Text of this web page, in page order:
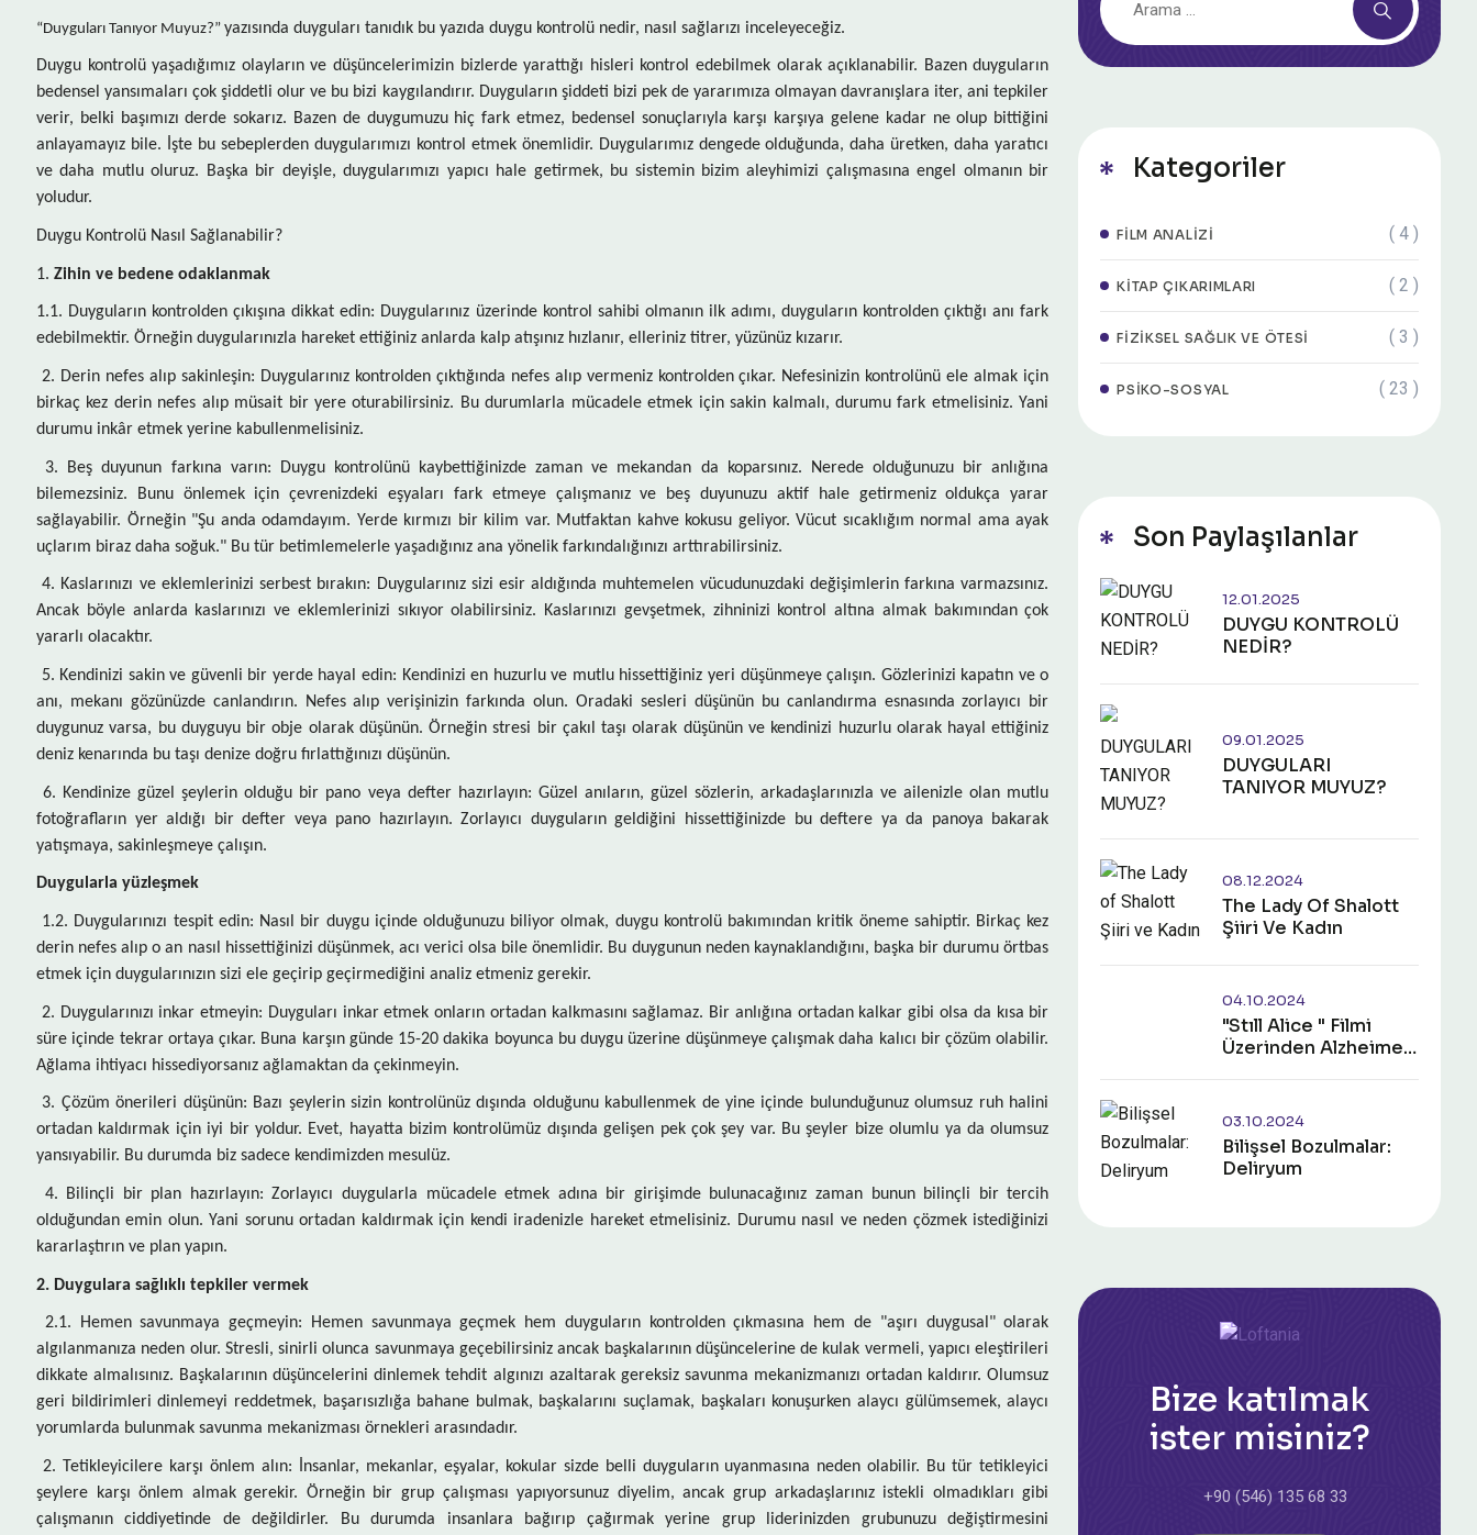
“Duyguları Tanıyor Muyuz?” yazısında duyguları tanıdık bu yazıda duygu kontrolü nedir, nasıl sağlarızı inceleyeceğiz.
Duygu kontrolü yaşadığımız olayların ve düşüncelerimizin bizlerde yarattığı hisleri kontrol edebilmek olarak açıklanabilir. Bazen duyguların
bedensel yansımaları çok şiddetli olur ve bu bizi kaygılandırır. Duyguların şiddeti bizi pek de yararımıza olmayan davranışlara iter, ani tepkiler
verir, belki başımızı derde sokarız. Bazen de duygumuzu hiç fark etmez, bedensel sonuçlarıyla karşı karşıya gelene kadar ne olup bittiğini
anlayamayız bile. İşte bu sebeplerden duygularımızı kontrol etmek önemlidir. Duygularımız dengede olduğunda, daha üretken, daha yaratıcı
ve daha mutlu oluruz. Başka bir deyişle, duygularımızı yapıcı hale getirmek, bu sistemin bizim aleyhimizi çalışmasına engel olmanın bir
yoludur.
Duygu Kontrolü Nasıl Sağlanabilir?
1. Zihin ve bedene odaklanmak
1.1. Duyguların kontrolden çıkışına dikkat edin: Duygularınız üzerinde kontrol sahibi olmanın ilk adımı, duyguların kontrolden çıktığı anı fark
edebilmektir. Örneğin duygularınızla hareket ettiğiniz anlarda kalp atışınız hızlanır, elleriniz titrer, yüzünüz kızarır.
2. Derin nefes alıp sakinleşin: Duygularınız kontrolden çıktığında nefes alıp vermeniz kontrolden çıkar. Nefesinizin kontrolünü ele almak için
birkaç kez derin nefes alıp müsait bir yere oturabilirsiniz. Bu durumlarla mücadele etmek için sakin kalmalı, durumu fark etmelisiniz. Yani
durumu inkâr etmek yerine kabullenmelisiniz.
3. Beş duyunun farkına varın: Duygu kontrolünü kaybettiğinizde zaman ve mekandan da koparsınız. Nerede olduğunuzu bir anlığına
bilemezsiniz. Bunu önlemek için çevrenizdeki eşyaları fark etmeye çalışmanız ve beş duyunuzu aktif hale getirmeniz oldukça yarar
sağlayabilir. Örneğin "Şu anda odamdayım. Yerde kırmızı bir kilim var. Mutfaktan kahve kokusu geliyor. Vücut sıcaklığım normal ama ayak
uçlarım biraz daha soğuk." Bu tür betimlemelerle yaşadığınız ana yönelik farkındalığınızı arttırabilirsiniz.
4. Kaslarınızı ve eklemlerinizi serbest bırakın: Duygularınız sizi esir aldığında muhtemelen vücudunuzdaki değişimlerin farkına varmazsınız.
Ancak böyle anlarda kaslarınızı ve eklemlerinizi sıkıyor olabilirsiniz. Kaslarınızı gevşetmek, zihninizi kontrol altına almak bakımından çok
yararlı olacaktır.
5. Kendinizi sakin ve güvenli bir yerde hayal edin: Kendinizi en huzurlu ve mutlu hissettiğiniz yeri düşünmeye çalışın. Gözlerinizi kapatın ve o
anı, mekanı gözünüzde canlandırın. Nefes alıp verişinizin farkında olun. Oradaki sesleri düşünün bu canlandırma esnasında zorlayıcı bir
duygunuz varsa, bu duyguyu bir obje olarak düşünün. Örneğin stresi bir çakıl taşı olarak düşünün ve kendinizi huzurlu olarak hayal ettiğiniz
deniz kenarında bu taşı denize doğru fırlattığınızı düşünün.
6. Kendinize güzel şeylerin olduğu bir pano veya defter hazırlayın: Güzel anıların, güzel sözlerin, arkadaşlarınızla ve ailenizle olan mutlu
fotoğrafların yer aldığı bir defter veya pano hazırlayın. Zorlayıcı duyguların geldiğini hissettiğinizde bu deftere ya da panoya bakarak
yatışmaya, sakinleşmeye çalışın.
Duygularla yüzleşmek
1.2. Duygularınızı tespit edin: Nasıl bir duygu içinde olduğunuzu biliyor olmak, duygu kontrolü bakımından kritik öneme sahiptir. Birkaç kez
derin nefes alıp o an nasıl hissettiğinizi düşünmek, acı verici olsa bile önemlidir. Bu duygunun neden kaynaklandığını, başka bir durumu örtbas
etmek için duygularınızın sizi ele geçirip geçirmediğini analiz etmeniz gerekir.
2. Duygularınızı inkar etmeyin: Duyguları inkar etmek onların ortadan kalkmasını sağlamaz. Bir anlığına ortadan kalkar gibi olsa da kısa bir
süre içinde tekrar ortaya çıkar. Buna karşın günde 15-20 dakika boyunca bu duygu üzerine düşünmeye çalışmak daha kalıcı bir çözüm olabilir.
Ağlama ihtiyacı hissediyorsanız ağlamaktan da çekinmeyin.
3. Çözüm önerileri düşünün: Bazı şeylerin sizin kontrolünüz dışında olduğunu kabullenmek de yine içinde bulunduğunuz olumsuz ruh halini
ortadan kaldırmak için iyi bir yoldur. Evet, hayatta bizim kontrolümüz dışında gelişen pek çok şey var. Bu şeyler bize olumlu ya da olumsuz
yansıyabilir. Bu durumda biz sadece kendimizden mesulüz.
4. Bilinçli bir plan hazırlayın: Zorlayıcı duygularla mücadele etmek adına bir girişimde bulunacağınız zaman bunun bilinçli bir tercih
olduğundan emin olun. Yani sorunu ortadan kaldırmak için kendi iradenizle hareket etmelisiniz. Durumu nasıl ve neden çözmek istediğinizi
kararlaştırın ve plan yapın.
2. Duygulara sağlıklı tepkiler vermek
2.1. Hemen savunmaya geçmeyin: Hemen savunmaya geçmek hem duyguların kontrolden çıkmasına hem de "aşırı duygusal" olarak
algılanmanıza neden olur. Stresli, sinirli olunca savunmaya geçebilirsiniz ancak başkalarının düşüncelerine de kulak vermeli, yapıcı eleştirileri
dikkate almalısınız. Başkalarının düşüncelerini dinlemek tehdit algınızı azaltarak gereksiz savunma mekanizmanızı ortadan kaldırır. Olumsuz
geri bildirimleri dinlemeyi reddetmek, başarısızlığa bahane bulmak, başkalarını suçlamak, başkaları konuşurken alaycı gülümsemek, alaycı
yorumlarda bulunmak savunma mekanizması örnekleri arasındadır.
2. Tetikleyicilere karşı önlem alın: İnsanlar, mekanlar, eşyalar, kokular sizde belli duyguların uyanmasına neden olabilir. Bu tür tetikleyici
şeylere karşı önlem almak gerekir. Örneğin bir grup çalışması yapıyorsunuz diyelim, ancak grup arkadaşlarınız istekli olmadıkları gibi
çalışmanın ciddiyetinde de değildirler. Bu durumda insanlara bağırıp çağırmak yerine grup liderinizden grubunuzu değiştirmesini
Kategoriler
FILM ANALIZI ( 4 )
KITAP ÇIKARIMLARI ( 2 )
FIZIKSEL SAĞLIK VE ÖTESI ( 3 )
PSIKO-SOSYAL ( 23 )
Son Paylaşılanlar
12.01.2025
DUYGU KONTROLÜ
NEDİR?
09.01.2025
​​​​​​​DUYGULARI
TANIYOR MUYUZ?
08.12.2024
The Lady Of Shalott
Şiiri Ve Kadın
04.10.2024
"Stıll Alice " Filmi
Üzerinden Alzheimer
03.10.2024
Bilişsel Bozulmalar:
Deliryum
Bize katılmak
ister misiniz?
+90 (546) 135 68 33